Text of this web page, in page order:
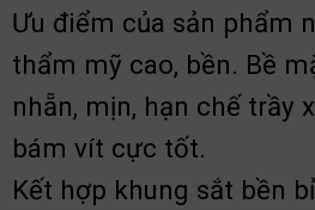
Ưu điểm của sản phẩm
thẩm mỹ cao, bền. Bề
nhẵn, mịn, hạn chế trầy
bám vít cực tốt.
Kết hợp khung sắt bền